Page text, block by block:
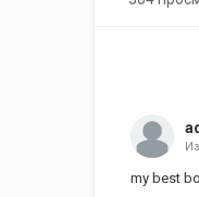
my best